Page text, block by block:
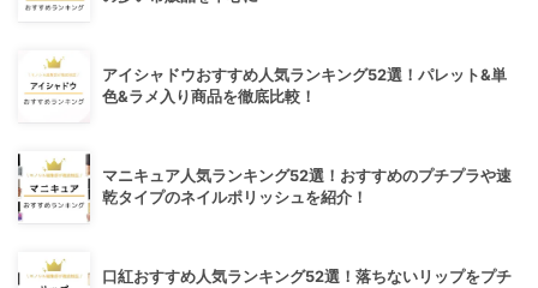
アイシャドウおすすめ人気ランキング52選！パレット&単
色&ラメ入り商品を徹底比較！
マニキュア人気ランキング52選！おすすめのプチプラや速
乾タイプのネイルポリッシュを紹介！
口紅おすすめ人気ランキング52選！落ちないリップをプチ